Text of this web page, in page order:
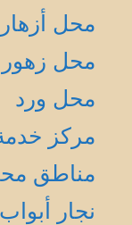
محل أزهار
محل زهور
محل ورد
مركز
مناطق
نجار أبواب